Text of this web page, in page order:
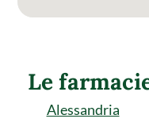
Le
Alessandria